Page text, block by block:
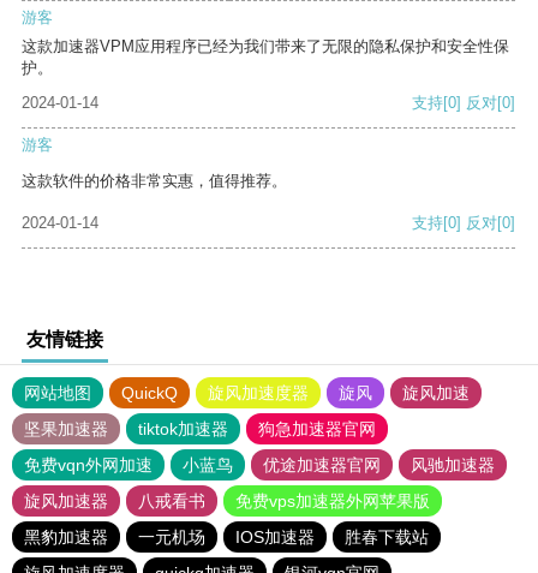
游客
这款加速器VPM应用程序已经为我们带来了无限的隐私保护和安全性保
护。
2024-01-14
支持[0] 反对[0]
游客
这款软件的价格非常实惠，值得推荐。
2024-01-14 支持[0] 反对[0]
友情链接
网站地图 QuickQ 旋风加速度器 旋风
旋风加速
坚果加速器
tiktok加速器
狗急加速器官网
免费vqn外网加速
小蓝鸟 优途加速器官网
风驰加速器
旋风加速器
八戒看书
免费vps加速器外网苹果版
黑豹加速器
一元机场 IOS加速器
胜春下载站